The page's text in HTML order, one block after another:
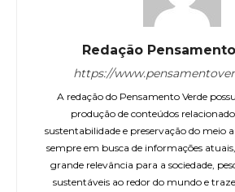
Redação
https://
A redação do Pensamento Verde
produção de conteúdos
sustentabilidade e preservação do meio
sempre em busca de informações
grande relevância para a sociedade,
sustentáveis ao redor do mundo e